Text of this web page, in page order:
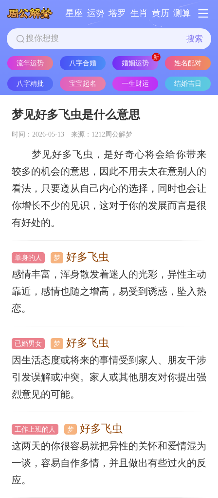
星座 运势 塔罗 生肖 黄历 测算
搜索
流年运势 八字合婚 婚姻运势 姓名配对
八字精批 宝宝起名 一生财运 结婚吉日
梦见好多飞虫是什么意思
时间：2026-05-13 来源：1212周公解梦
梦见好多飞虫，是好奇心将会给你带来
较多的机会的意思，因此不用去太在意别人的
看法，只要遵从自己内心的选择，同时也会让
你增长不少的见识，这对于你的发展而言是很
有好处的。
单身的人 梦 好多飞虫
感情丰富，浑身散发着迷人的光彩，异性主动
靠近，感情也随之增高，易受到诱惑，坠入热
恋。
已婚男女 梦 好多飞虫
因生活态度或将来的事情受到家人、朋友干涉
引发误解或冲突。家人或其他朋友对你提出强
烈意见的可能。
工作上班的人 梦 好多飞虫
这两天的你很容易就把异性的关怀和爱情混为
一谈，容易自作多情，并且做出有些过火的反
应。